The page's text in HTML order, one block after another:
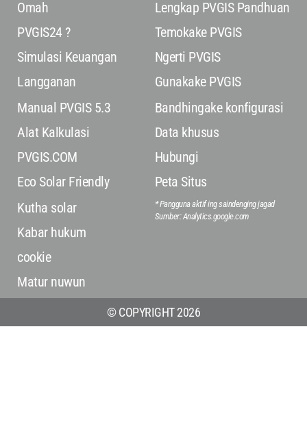
Omah
PVGIS24 ?
Simulasi Keuangan
Langganan
Manual PVGIS 5.3
Alat Kalkulasi
PVGIS.COM
Eco Solar Friendly
Kutha solar
Kabar hukum
cookie
Matur nuwun
Lengkap PVGIS Pandhuan
Temokake PVGIS
Ngerti PVGIS
Gunakake PVGIS
Bandhingake konfigurasi
Data khusus
Hubungi
Peta Situs
* Pangguna aktif ing saindenging jagad
Sumber: Analytics.google.com
© COPYRIGHT 2026